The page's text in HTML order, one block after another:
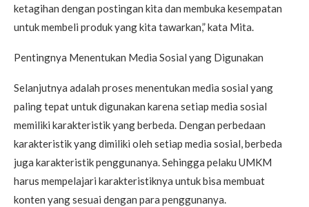
ketagihan dengan postingan kita dan membuka kesempatan
untuk membeli produk yang kita tawarkan,” kata Mita.
Pentingnya Menentukan Media Sosial yang Digunakan
Selanjutnya adalah proses menentukan media sosial yang
paling tepat untuk digunakan karena setiap media sosial
memiliki karakteristik yang berbeda. Dengan perbedaan
karakteristik yang dimiliki oleh setiap media sosial, berbeda
juga karakteristik penggunanya. Sehingga pelaku UMKM
harus mempelajari karakteristiknya untuk bisa membuat
konten yang sesuai dengan para penggunanya.